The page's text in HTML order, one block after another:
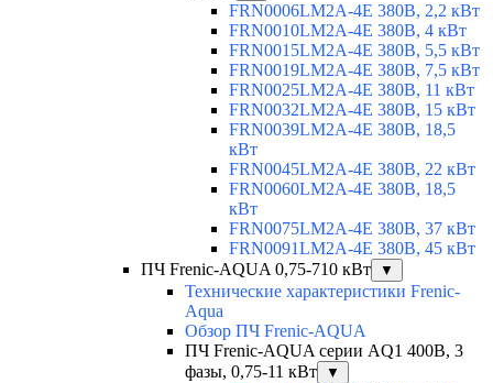
FRN0006LM2A-4E 380В, 2,2 кВт
FRN0010LM2A-4E 380В, 4 кВт
FRN0015LM2A-4E 380В, 5,5 кВт
FRN0019LM2A-4E 380В, 7,5 кВт
FRN0025LM2A-4E 380В, 11 кВт
FRN0032LM2A-4E 380В, 15 кВт
FRN0039LM2A-4E 380В, 18,5
кВт
FRN0045LM2A-4E 380В, 22 кВт
FRN0060LM2A-4E 380В, 18,5
кВт
FRN0075LM2A-4E 380В, 37 кВт
FRN0091LM2A-4E 380В, 45 кВт
ПЧ Frenic-AQUA 0,75-710 кВт
▼
Технические характеристики Frenic-
Aqua
Обзор ПЧ Frenic-AQUA
ПЧ Frenic-AQUA серии AQ1 400В, 3
фазы, 0,75-11 кВт
▼